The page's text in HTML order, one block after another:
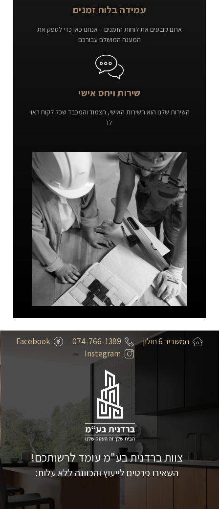
עמידה בלוח זמנים
אתם קובעים את לוחות הזמנים – אנחנו כאן כדי לספק את
המענה המושלם עבורכם
שירות ויחס אישי
השירות שלנו הוא השירות האישי, הצמוד והמכבד שכל לקוח ראוי
לו
המשביר 6 חולון 074-766-1389
Facebook
Instegram
צוות ברדנית בע"מ עומד לרשותכם!
השאירו פרטים לייעוץ והכוונה ללא עלות: